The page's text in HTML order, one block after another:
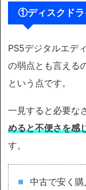
①ディスクド
PS5デジタルエデ
の弱点とも言える
という点です。
一見すると必要な
めると不便さを感
す。
中古で安く